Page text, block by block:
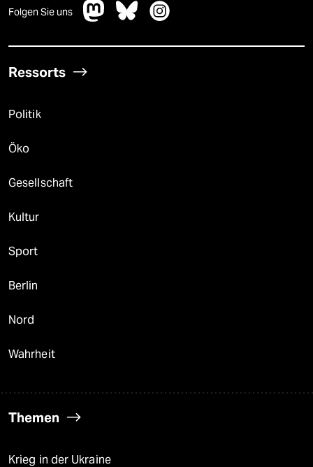
Folgen Sie uns
Ressorts
Politik
Öko
Gesellschaft
Kultur
Sport
Berlin
Nord
Wahrheit
Themen
Krieg in der Ukraine